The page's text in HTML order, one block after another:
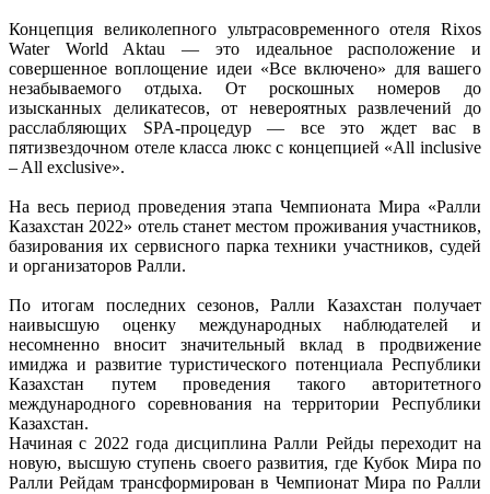
Концепция великолепного ультрасовременного отеля Rixos
Water World Aktau — это идеальное расположение и
совершенное воплощение идеи «Все включено» для вашего
незабываемого отдыха. От роскошных номеров до
изысканных деликатесов, от невероятных развлечений до
расслабляющих SPA-процедур — все это ждет вас в
пятизвездочном отеле класса люкс с концепцией «All inclusive
– All exclusive».
На весь период проведения этапа Чемпионата Мира «Ралли
Казахстан 2022» отель станет местом проживания участников,
базирования их сервисного парка техники участников, судей
и организаторов Ралли.
По итогам последних сезонов, Ралли Казахстан получает
наивысшую оценку международных наблюдателей и
несомненно вносит значительный вклад в продвижение
имиджа и развитие туристического потенциала Республики
Казахстан путем проведения такого авторитетного
международного соревнования на территории Республики
Казахстан.
Начиная с 2022 года дисциплина Ралли Рейды переходит на
новую, высшую ступень своего развития, где Кубок Мира по
Ралли Рейдам трансформирован в Чемпионат Мира по Ралли